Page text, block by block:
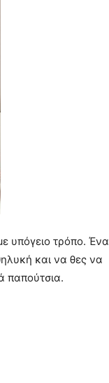
υπόγειο τρόπο. Ένα
και να θες να
παπούτσια.